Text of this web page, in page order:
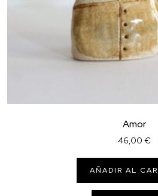
Amor
46,00 €
AÑADIR AL